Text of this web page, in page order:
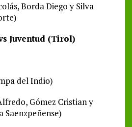
Borda Diego y Silva
Juventud (Tirol)
del Indio)
Gómez Cristian y
Saenzpeñense)